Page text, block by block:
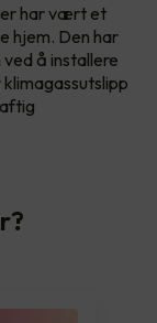
har vært et
hjem. Den har
å installere